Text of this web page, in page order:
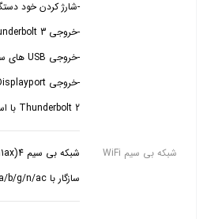
Thunderbolt 2 با استفاده از مبدل ها
شبکه بی سیم WiFi
سازگار با IEEE 802.11a/b/g/n/ac